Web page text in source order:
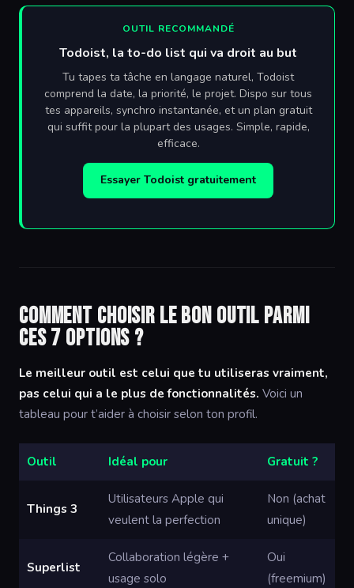
OUTIL RECOMMANDÉ
Todoist, la to-do list qui va droit au but
Tu tapes ta tâche en langage naturel, Todoist
comprend la date, la priorité, le projet. Dispo sur tous
tes appareils, synchro instantanée, et un plan gratuit
qui suffit pour la plupart des usages. Simple, rapide,
efficace.
Essayer Todoist gratuitement
Comment choisir le bon outil parmi
ces 7 options ?
Le meilleur outil est celui que tu utiliseras vraiment,
pas celui qui a le plus de fonctionnalités. Voici un
tableau pour t’aider à choisir selon ton profil.
Outil Idéal pour Gratuit ?
Things 3
Utilisateurs Apple qui
veulent la perfection
Non (achat
unique)
Superlist
Collaboration légère +
usage solo
Oui
(freemium)